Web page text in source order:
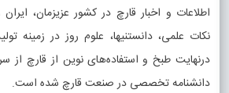
اطلاعات و اخبار قارچ در کشور عزیزمان،
نکات علمی، دانستنیها، علوم روز در زمینه
درنهایت طبخ و استفاده‌های نوین از قارچ از
دانشنامه تخصصی در صنعت قارچ شده است.